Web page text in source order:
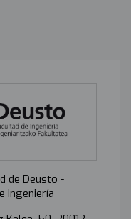
de Deusto -
Ingeniería